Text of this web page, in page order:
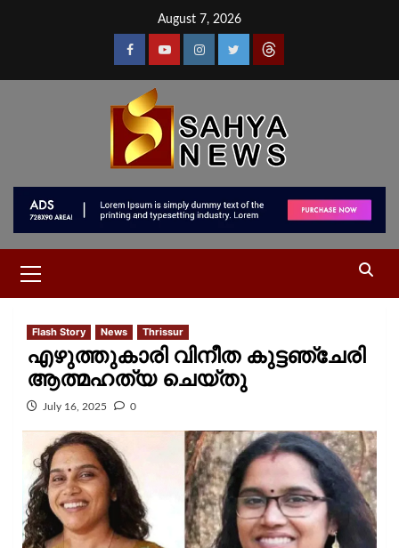
August 7, 2026
Flash Story News Thrissur
എഴുത്തുകാരി വിനീത കുട്ടഞ്ചേരി
ആത്മഹത്യ ചെയ്‌തു
July 16, 2025 0